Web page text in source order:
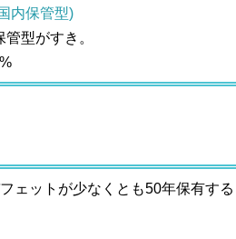
内保管型)
型がすき。
ェットが少なくとも50年保有す